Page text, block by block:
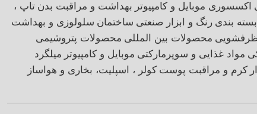
اکسسوری موبایل و کامپیوتر بهداشت و مراقبت بدن تاپ ،
بندی رنگ و ابزار صنعتی ساختمان سلولوزی و بهداشت
محصولات بین المللی محصولات پتروشیمی
مواد غذایی و سوپرمارکتی موبایل و کامپیوتر میلگرد
کرم و مراقبت پوست کولر ، اسپلیت، بخاری و هواساز